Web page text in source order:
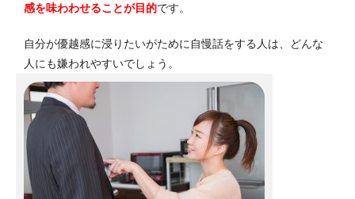
感を味わわせることが目的です。
自分が優越感に浸りたいがために自慢話をする人は、どんな
人にも嫌われやすいでしょう。